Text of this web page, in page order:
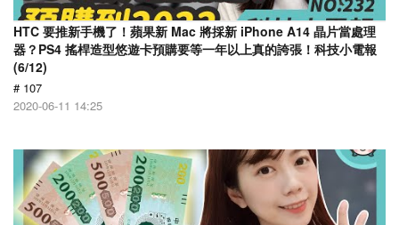
HTC 要推新手機了！蘋果新 Mac 將採新 iPhone A14 晶片當處理
器？PS4 搖桿造型悠遊卡預購要等一年以上真的誇張！科技小電報
(6/12)
# 107
2020-06-11 14:25